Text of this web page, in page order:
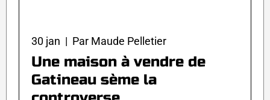
30 jan | Par Maude Pelletier
Une maison à vendre de
Gatineau sème la